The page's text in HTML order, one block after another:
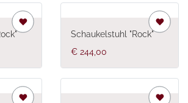
Schaukelstuhl "Rock"
€ 244,00